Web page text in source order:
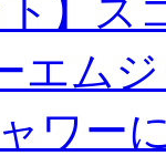
ト】
エム
ワー